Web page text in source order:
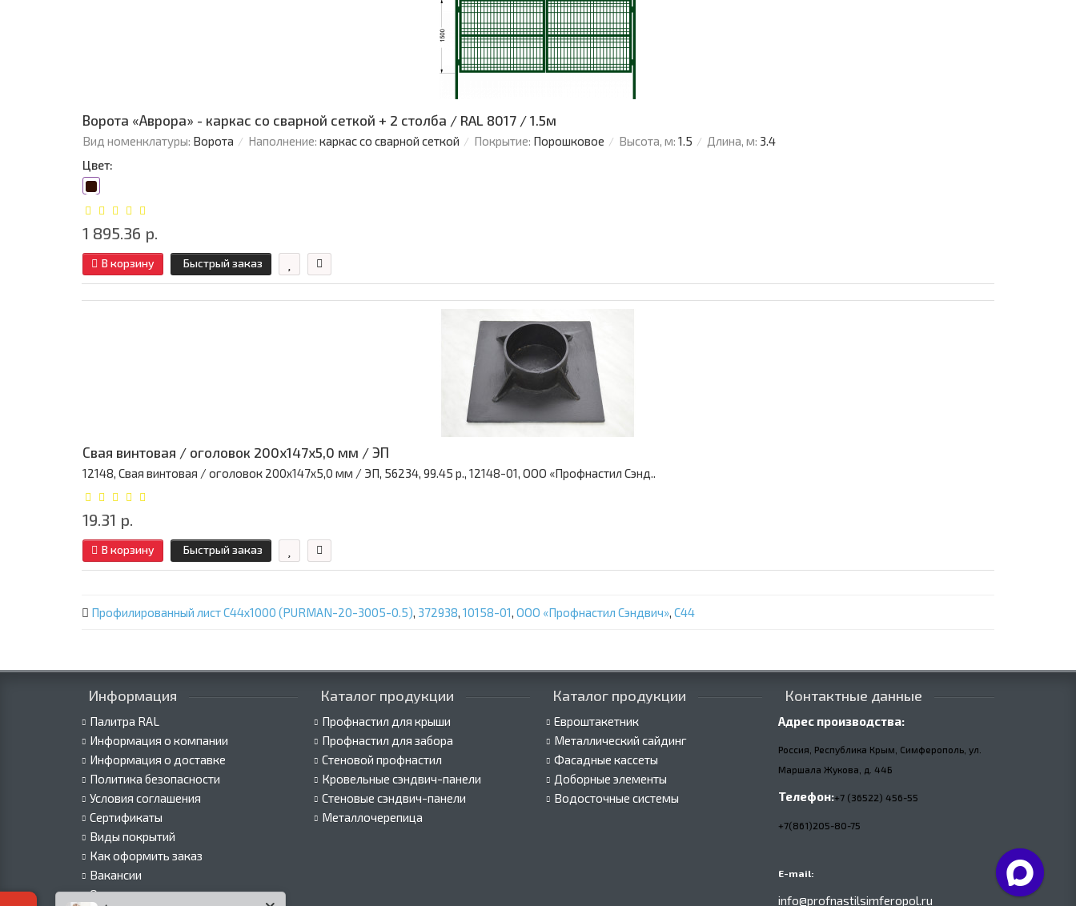
Ворота «Аврора» - каркас со сварной сеткой + 2 столба / RAL 8017 / 1.5м
Вид номенклатуры: Ворота Наполнение: каркас со сварной сеткой Покрытие: Порошковое Высота, м: 1.5 Длина, м: 3.4
Цвет:
1 895.36 р.
В корзину Быстрый заказ
Свая винтовая / оголовок 200x147x5,0 мм / ЭП
12148, Свая винтовая / оголовок 200x147x5,0 мм / ЭП, 56234, 99.45 р., 12148-01, ООО «Профнастил Сэнд..
19.31 р.
В корзину Быстрый заказ
Профилированный лист С44х1000 (PURMAN-20-3005-0.5), 372938, 10158-01, ООО «Профнастил Сэндвич», С44
Информация
Палитра RAL
Информация о компании
Информация о доставке
Политика безопасности
Условия соглашения
Сертификаты
Виды покрытий
Как оформить заказ
Вакансии
Оплата
Каталог продукции
Профнастил для крыши
Профнастил для забора
Стеновой профнастил
Кровельные сэндвич-панели
Стеновые сэндвич-панели
Металлочерепица
Каталог продукции
Евроштакетник
Металлический сайдинг
Фасадные кассеты
Доборные элементы
Водосточные системы
Контактные данные
Адрес производства:
Россия, Республика Крым, Симферополь, ул.
Маршала Жукова, д. 44Б
Телефон:+7 (36522) 456-55
+7(861)205-80-75
E-mail:
info@profnastilsimferopol.ru